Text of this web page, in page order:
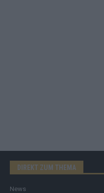
DIREKT ZUM THEMA
News